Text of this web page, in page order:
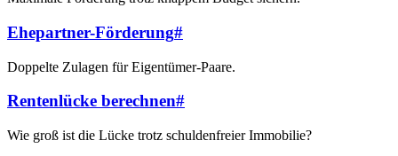
Ehepartner-Förderung#
Doppelte Zulagen für Eigentümer-Paare.
Rentenlücke berechnen#
Wie groß ist die Lücke trotz schuldenfreier Immobilie?